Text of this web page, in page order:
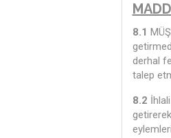
8.1
derhal
talep
8.2